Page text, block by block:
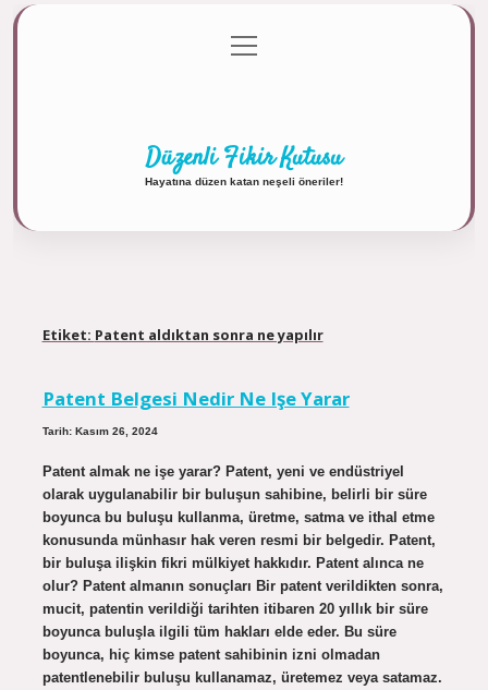
Gizlilik Politikası
menüyü
aç
Düzenli Fikir Kutusu
Hayatına düzen katan neşeli öneriler!
Etiket: Patent aldıktan sonra ne yapılır
Patent Belgesi Nedir Ne Işe Yarar
Tarih: Kasım 26, 2024
Patent almak ne işe yarar? Patent, yeni ve endüstriyel
olarak uygulanabilir bir buluşun sahibine, belirli bir süre
boyunca bu buluşu kullanma, üretme, satma ve ithal etme
konusunda münhasır hak veren resmi bir belgedir. Patent,
bir buluşa ilişkin fikri mülkiyet hakkıdır. Patent alınca ne
olur? Patent almanın sonuçları Bir patent verildikten sonra,
mucit, patentin verildiği tarihten itibaren 20 yıllık bir süre
boyunca buluşla ilgili tüm hakları elde eder. Bu süre
boyunca, hiç kimse patent sahibinin izni olmadan
patentlenebilir buluşu kullanamaz, üretemez veya satamaz.